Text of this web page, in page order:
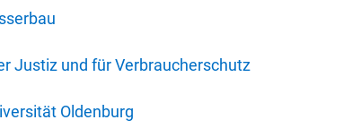
Justiz und für Verbraucherschutz
Oldenburg